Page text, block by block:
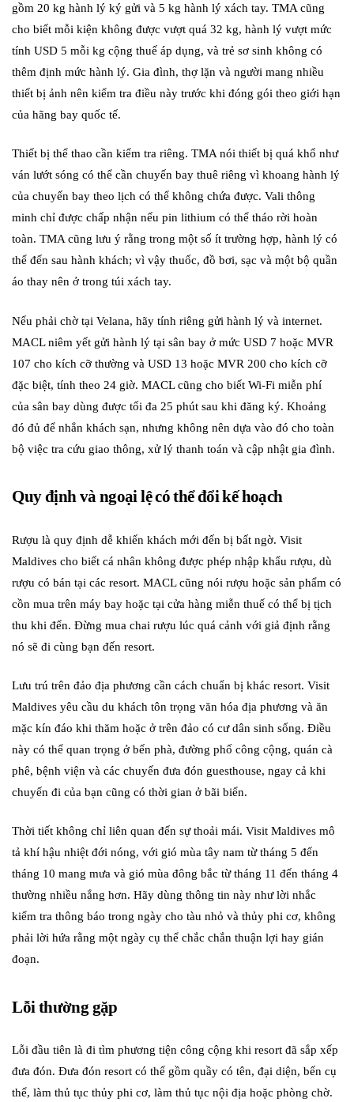
gồm 20 kg hành lý ký gửi và 5 kg hành lý xách tay. TMA cũng
cho biết mỗi kiện không được vượt quá 32 kg, hành lý vượt mức
tính USD 5 mỗi kg cộng thuế áp dụng, và trẻ sơ sinh không có
thêm định mức hành lý. Gia đình, thợ lặn và người mang nhiều
thiết bị ảnh nên kiểm tra điều này trước khi đóng gói theo giới hạn
của hãng bay quốc tế.
Thiết bị thể thao cần kiểm tra riêng. TMA nói thiết bị quá khổ như
ván lướt sóng có thể cần chuyến bay thuê riêng vì khoang hành lý
của chuyến bay theo lịch có thể không chứa được. Vali thông
minh chỉ được chấp nhận nếu pin lithium có thể tháo rời hoàn
toàn. TMA cũng lưu ý rằng trong một số ít trường hợp, hành lý có
thể đến sau hành khách; vì vậy thuốc, đồ bơi, sạc và một bộ quần
áo thay nên ở trong túi xách tay.
Nếu phải chờ tại Velana, hãy tính riêng gửi hành lý và internet.
MACL niêm yết gửi hành lý tại sân bay ở mức USD 7 hoặc MVR
107 cho kích cỡ thường và USD 13 hoặc MVR 200 cho kích cỡ
đặc biệt, tính theo 24 giờ. MACL cũng cho biết Wi-Fi miễn phí
của sân bay dùng được tối đa 25 phút sau khi đăng ký. Khoảng
đó đủ để nhắn khách sạn, nhưng không nên dựa vào đó cho toàn
bộ việc tra cứu giao thông, xử lý thanh toán và cập nhật gia đình.
Quy định và ngoại lệ có thể đổi kế hoạch
Rượu là quy định dễ khiến khách mới đến bị bất ngờ. Visit
Maldives cho biết cá nhân không được phép nhập khẩu rượu, dù
rượu có bán tại các resort. MACL cũng nói rượu hoặc sản phẩm có
cồn mua trên máy bay hoặc tại cửa hàng miễn thuế có thể bị tịch
thu khi đến. Đừng mua chai rượu lúc quá cảnh với giả định rằng
nó sẽ đi cùng bạn đến resort.
Lưu trú trên đảo địa phương cần cách chuẩn bị khác resort. Visit
Maldives yêu cầu du khách tôn trọng văn hóa địa phương và ăn
mặc kín đáo khi thăm hoặc ở trên đảo có cư dân sinh sống. Điều
này có thể quan trọng ở bến phà, đường phố công cộng, quán cà
phê, bệnh viện và các chuyến đưa đón guesthouse, ngay cả khi
chuyến đi của bạn cũng có thời gian ở bãi biển.
Thời tiết không chỉ liên quan đến sự thoải mái. Visit Maldives mô
tả khí hậu nhiệt đới nóng, với gió mùa tây nam từ tháng 5 đến
tháng 10 mang mưa và gió mùa đông bắc từ tháng 11 đến tháng 4
thường nhiều nắng hơn. Hãy dùng thông tin này như lời nhắc
kiểm tra thông báo trong ngày cho tàu nhỏ và thủy phi cơ, không
phải lời hứa rằng một ngày cụ thể chắc chắn thuận lợi hay gián
đoạn.
Lỗi thường gặp
Lỗi đầu tiên là đi tìm phương tiện công cộng khi resort đã sắp xếp
đưa đón. Đưa đón resort có thể gồm quầy có tên, đại diện, bến cụ
thể, làm thủ tục thủy phi cơ, làm thủ tục nội địa hoặc phòng chờ.